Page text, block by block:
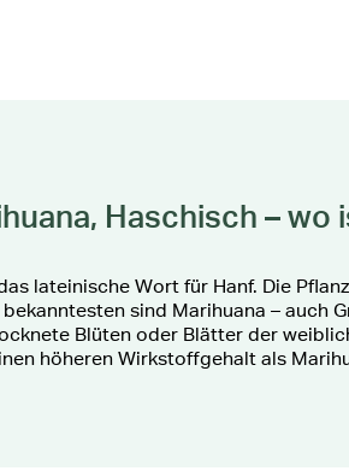
Haschisch –
lateinische Wort für Hanf. Die
sind Marihuana – auch
Blüten oder Blätter der
höheren Wirkstoffgehalt als